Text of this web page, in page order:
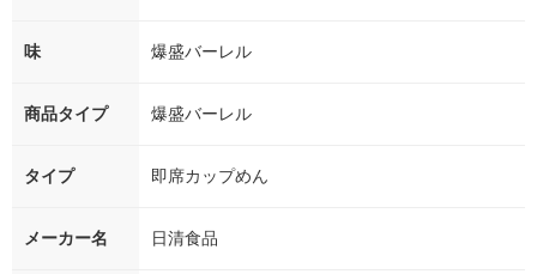
味 爆盛バーレル
商品タイプ 爆盛バーレル
タイプ 即席カップめん
メーカー名 日清食品